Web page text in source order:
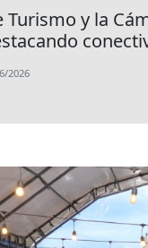
Turismo y la
2026